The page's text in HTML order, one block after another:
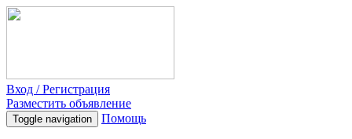
Вход / Регистрация
Разместить объявление
Toggle navigation Помощь